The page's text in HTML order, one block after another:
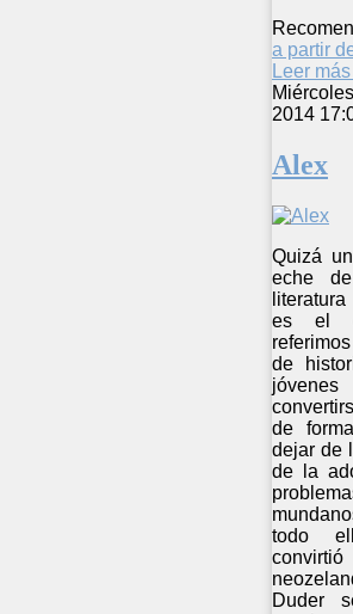
a partir
Leer más
2014
Alex
Quizá
eche
es el
de
de
dejar de
de la
todo
Duder